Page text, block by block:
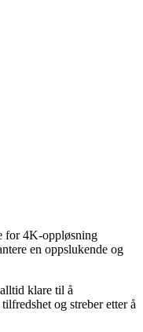
for 4K-oppløsning
en oppslukende og
klare til å
og streber etter å